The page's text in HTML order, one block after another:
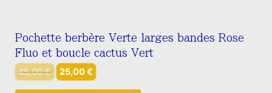
Pochette berbère Verte larges bandes Rose
Fluo et boucle cactus Vert
45,00€
Le
25,00€